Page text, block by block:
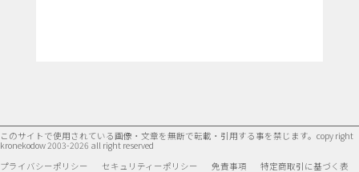
このサイトで使用されている画像・文章を無断で転載・引用する事を禁じます。 copy right
kronekodow 2003-2026 all right reserved
プライバシーポリシー
セキュリティーポリシー 免責事項
特定商取引に基づく表